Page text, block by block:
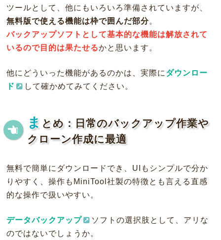
ツールとして、他にもいろいろ準備されていますが、
無料版で使える機能は枠で囲んだ部分。
バックアップソフトとして基本的な機能は解放されて
いるので目的は果たせるかと思います。
他にどういった機能があるのかは、実際に ダウンロー
ド
して確かめてみてください。
ま とめ：日常のバックアップ作業や
クローン作成に最適
無料で簡単にダウンロードでき、UIもシンプルで分か
りやすく、操作もMiniTool社製の特徴とも言える直感
的な操作で扱いやすい。
データバックアップ
ソフトの選択肢として、アリな
のではないでしょうか。